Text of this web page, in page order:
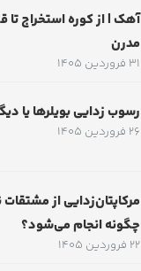
آهک | از کوره استخراج تا
مدرن
31 فروردین 1405
رسوب زدایی بویلرها یا
26 فروردین 1405
مرکاپتان‌زدایی از
چگونه انجام می‌شود؟
22 فروردین 1405